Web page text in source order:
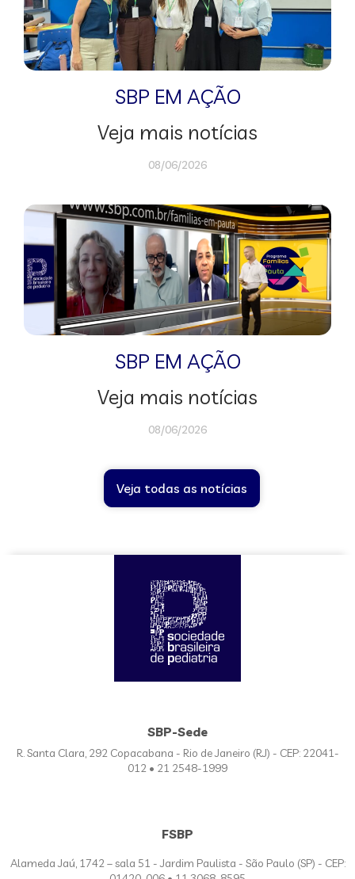
SBP EM AÇÃO
Veja mais notícias
08/06/2026
SBP EM AÇÃO
Veja mais notícias
08/06/2026
Veja todas as notícias
SBP-Sede
R. Santa Clara, 292 Copacabana - Rio de Janeiro (RJ) - CEP: 22041-
012 • 21 2548-1999
FSBP
Alameda Jaú, 1742 – sala 51 - Jardim Paulista - São Paulo (SP) - CEP: